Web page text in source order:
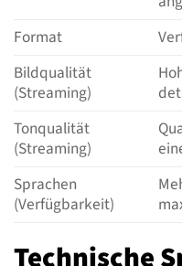
Format
Bildqualität
(Streaming)
Tonqualität
(Streaming)
Sprachen
(Verfügbarkeit)